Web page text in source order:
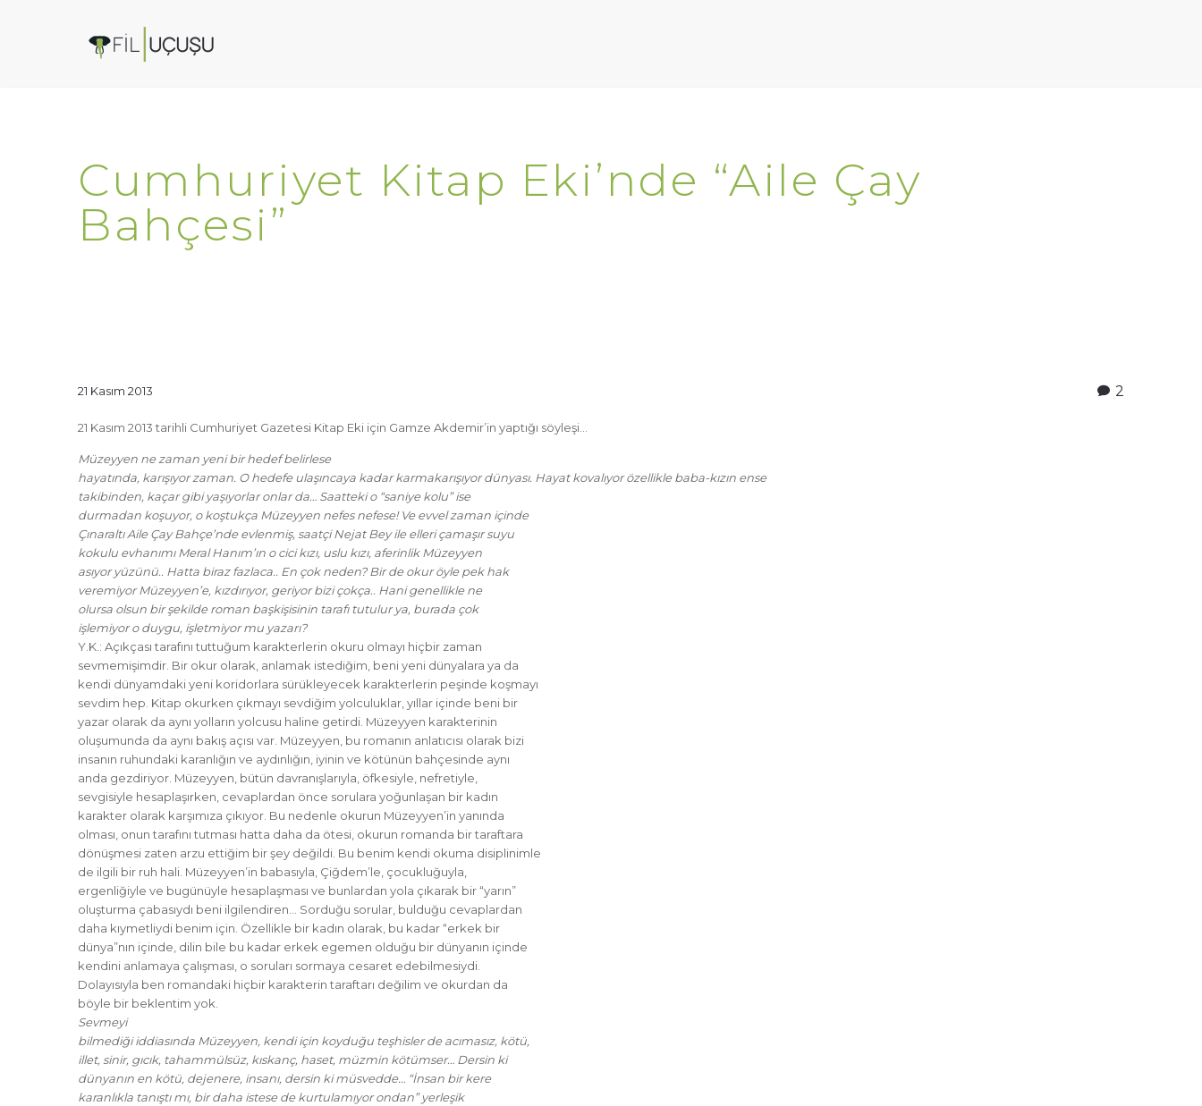
Cumhuriyet Kitap Eki’nde “Aile Çay
Bahçesi”
2
21 Kasım 2013
21 Kasım 2013 tarihli Cumhuriyet Gazetesi Kitap Eki için Gamze Akdemir’in yaptığı söyleşi…
Müzeyyen ne zaman yeni bir hedef belirlese
hayatında, karışıyor zaman. O hedefe ulaşıncaya kadar karmakarışıyor dünyası. Hayat kovalıyor özellikle baba-kızın ense
takibinden, kaçar gibi yaşıyorlar onlar da… Saatteki o “saniye kolu” ise
durmadan koşuyor, o koştukça Müzeyyen nefes nefese! Ve evvel zaman içinde
Çınaraltı Aile Çay Bahçe’nde evlenmiş, saatçi Nejat Bey ile elleri çamaşır suyu
kokulu evhanımı Meral Hanım’ın o cici kızı, uslu kızı, aferinlik Müzeyyen
asıyor yüzünü.. Hatta biraz fazlaca.. En çok neden? Bir de okur öyle pek hak
veremiyor Müzeyyen’e, kızdırıyor, geriyor bizi çokça.. Hani genellikle ne
olursa olsun bir şekilde roman başkişisinin tarafı tutulur ya, burada çok
işlemiyor o duygu, işletmiyor mu yazarı?
Y.K.: Açıkçası tarafını tuttuğum karakterlerin okuru olmayı hiçbir zaman
sevmemişimdir. Bir okur olarak, anlamak istediğim, beni yeni dünyalara ya da
kendi dünyamdaki yeni koridorlara sürükleyecek karakterlerin peşinde koşmayı
sevdim hep. Kitap okurken çıkmayı sevdiğim yolculuklar, yıllar içinde beni bir
yazar olarak da aynı yolların yolcusu haline getirdi. Müzeyyen karakterinin
oluşumunda da aynı bakış açısı var. Müzeyyen, bu romanın anlatıcısı olarak bizi
insanın ruhundaki karanlığın ve aydınlığın, iyinin ve kötünün bahçesinde aynı
anda gezdiriyor. Müzeyyen, bütün davranışlarıyla, öfkesiyle, nefretiyle,
sevgisiyle hesaplaşırken, cevaplardan önce sorulara yoğunlaşan bir kadın
karakter olarak karşımıza çıkıyor. Bu nedenle okurun Müzeyyen’in yanında
olması, onun tarafını tutması hatta daha da ötesi, okurun romanda bir taraftara
dönüşmesi zaten arzu ettiğim bir şey değildi. Bu benim kendi okuma disiplinimle
de ilgili bir ruh hali. Müzeyyen’in babasıyla, Çiğdem’le, çocukluğuyla,
ergenliğiyle ve bugünüyle hesaplaşması ve bunlardan yola çıkarak bir “yarın”
oluşturma çabasıydı beni ilgilendiren… Sorduğu sorular, bulduğu cevaplardan
daha kıymetliydi benim için. Özellikle bir kadın olarak, bu kadar “erkek bir
dünya”nın içinde, dilin bile bu kadar erkek egemen olduğu bir dünyanın içinde
kendini anlamaya çalışması, o soruları sormaya cesaret edebilmesiydi.
Dolayısıyla ben romandaki hiçbir karakterin taraftarı değilim ve okurdan da
böyle bir beklentim yok.
Sevmeyi
bilmediği iddiasında Müzeyyen, kendi için koyduğu teşhisler de acımasız, kötü,
illet, sinir, gıcık, tahammülsüz, kıskanç, haset, müzmin kötümser… Dersin ki
dünyanın en kötü, dejenere, insanı, dersin ki müsvedde… “İnsan bir kere
karanlıkla tanıştı mı, bir daha istese de kurtulamıyor ondan” yerleşik